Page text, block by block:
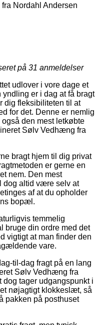
Nordahl Andersen
på 31 anmeldelser
udlover i vore dage et
er i dag at få bragt
dig fleksibiliteten til at
for det. Denne er nemlig
den mest letkøbte
Sølv Vedhæng fra
bragt hjem til dig privat
er gerne en
nem. Den mest
dog altid være selv at
af at du opholder
bopæl.
temmelig
bruge din ordre med det
vigtigt at man finder den
vare.
til-dag fragt på en lang
Sølv Vedhæng fra
dog tager udgangspunkt i
nøjagtigt klokkeslæt, så
pakken på posthuset